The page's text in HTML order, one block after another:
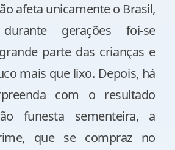
afeta unicamente o Brasil,
gerações foi-se
parte das crianças e
mais que lixo. Depois, há
com o resultado
funesta sementeira, a
que se compraz no